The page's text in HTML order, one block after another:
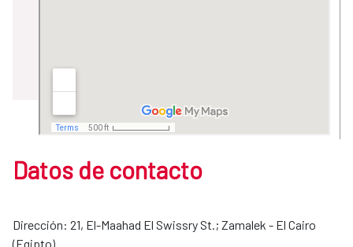
Datos de contacto
Dirección: 21, El-Maahad El Swissry St.; Zamalek - El Cairo
(Egipto)